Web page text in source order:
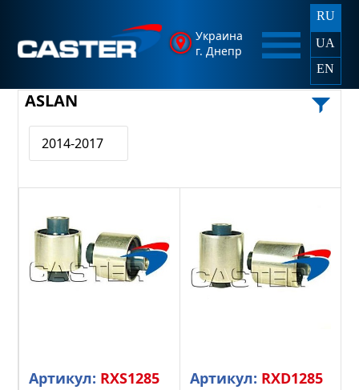
Украина
г. Днепр
RU
UA
EN
ASLAN
2014-2017
Артикул: RXS1285 Артикул: RXD1285